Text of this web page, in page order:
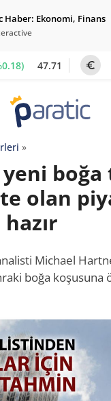
Haber: Ekonomi, Finans
47.71
»
yeni
olan
Michael
boğa koşusuna